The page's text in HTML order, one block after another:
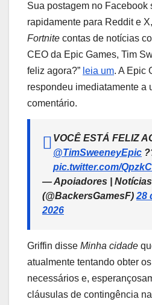
Sua postagem no Facebook
rapidamente para Reddit e
Fortnite contas de notícias
CEO da Epic Games, Tim
feliz agora?” leia um. A Epic
respondeu imediatamente a
comentário.
VOCÊ ESTÁ FELIZ
@TimSweeneyEpic
pic.twitter.com/
— Apoiadores |
(@BackersGamesF) 28
2026
Griffin disse Minha cidade
atualmente tentando obter
necessários e,
cláusulas de contingência